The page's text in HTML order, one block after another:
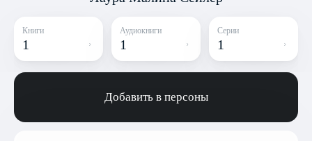
Книги
1
Аудиокниги
1
Серии
1
Добавить в персоны